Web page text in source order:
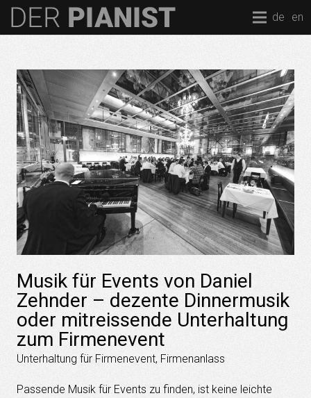
de en
Musik für Events von Daniel
Zehnder – dezente Dinnermusik
oder mitreissende Unterhaltung
zum Firmenevent
Unterhaltung für Firmenevent, Firmenanlass
Passende Musik für Events zu finden, ist keine leichte